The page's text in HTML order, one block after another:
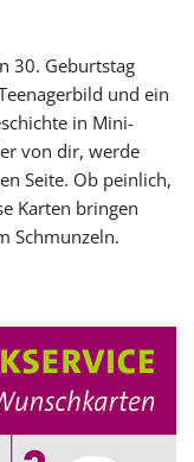
30. Geburtstag
und ein
in Mini-
von dir, werde
Seite. Ob peinlich,
Karten bringen
Schmunzeln.